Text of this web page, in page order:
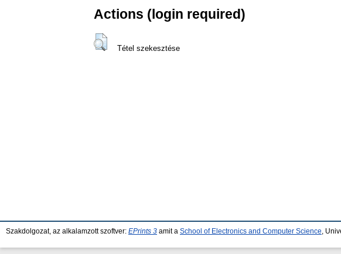
Actions (login required)
Tétel szekesztése
Szakdolgozat, az alkalamzott szoftver: EPrints 3 amit a School of Electronics and Computer Science ,